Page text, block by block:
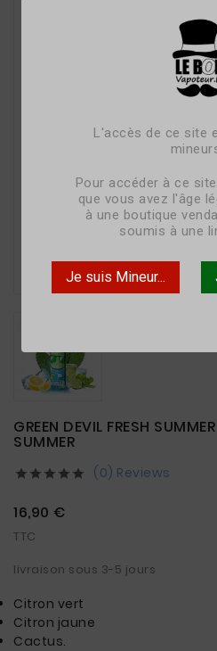
L'accès de ce site
Pour accéder à ce
que vous avez l'âge
à une boutique
soumis à une
Je suis Mineur...
GREEN DEVIL FRESH
SUMMER
     (0) Reviews
16,90 €
TTC
livraison sous 3-5 jours
Citron vert
Citron jaune
Cactus.